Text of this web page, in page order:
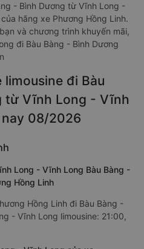
- Bình Dương từ Vĩnh Long -
hãng xe Phương Hồng Linh.
và chương trình khuyến mãi,
đi Bàu Bàng - Bình Dương
limousine đi Bàu
từ Vĩnh Long - Vĩnh
08/2026
Long - Vĩnh Long Bàu Bàng -
Hồng Linh
Hồng Linh đi Bàu Bàng -
- Vĩnh Long limousine: 21:00,